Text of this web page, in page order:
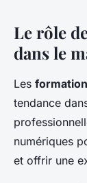
Le rôle
dans le
Les
tendance
numériques
et offrir une